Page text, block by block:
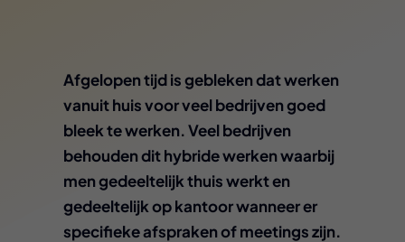
Afgelopen tijd is gebleken dat werken
vanuit huis voor veel bedrijven goed
bleek te werken. Veel bedrijven
behouden dit hybride werken waarbij
men gedeeltelijk thuis werkt en
gedeeltelijk op kantoor wanneer er
specifieke afspraken of meetings zijn.